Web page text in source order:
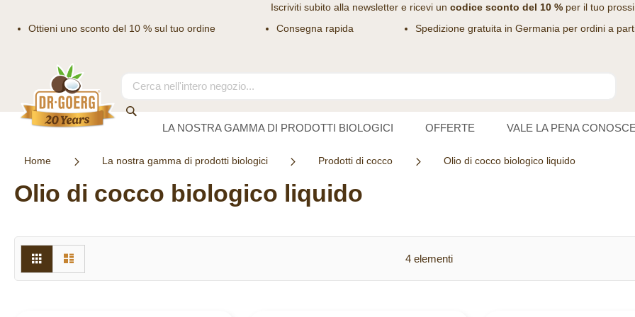
Iscriviti subito alla newslettere ricevi un codice sconto del 10 %per il tuo
Ottieni uno sconto del 10 % sul tuo ordine
Consegna rapida Spedizione gratuita in Germania per ordini a
contenuto
Search
LA NOSTRA GAMMA DI PRODOTTI BIOLOGICI OFFERTE VALE LA PENA
Home La nostra gamma di prodotti biologici Prodotti di cocco Olio di cocco biologico liquido
Olio di cocco biologico liquido
Mostra
come
Griglia 4elementi